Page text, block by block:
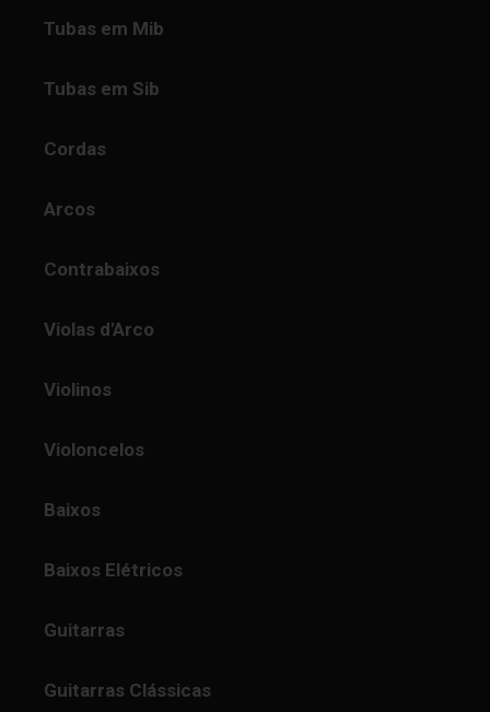
Tubas em Mib
Tubas em Sib
Cordas
Arcos
Contrabaixos
Violas d'Arco
Violinos
Violoncelos
Baixos
Baixos Elétricos
Guitarras
Guitarras Clássicas